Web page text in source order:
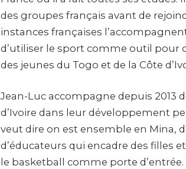
des groupes français avant de
instances françaises
d’utiliser le sport comme outil pour
des jeunes du Togo et de la Côte
Jean-Luc accompagne depuis 2013
d’Ivoire dans leur développement
veut dire on est ensemble en Mina,
d’éducateurs qui encadre des filles
le basketball comme porte d’entrée.